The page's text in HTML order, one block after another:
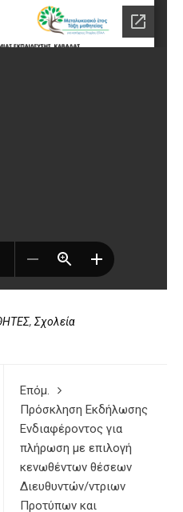
, Σχολεία
Επόμ.
Πρόσκληση Εκδήλωσης
Ενδιαφέροντος για
πλήρωση με επιλογή
κενωθέντων θέσεων
Διευθυντών/ντριων
Προτύπων και